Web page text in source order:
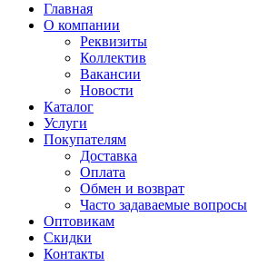
Главная
О компании
Реквизиты
Коллектив
Вакансии
Новости
Каталог
Услуги
Покупателям
Доставка
Оплата
Обмен и возврат
Часто задаваемые вопросы
Оптовикам
Скидки
Контакты